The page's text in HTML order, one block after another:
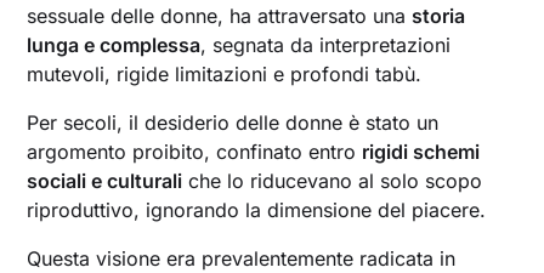
sessuale delle donne, ha attraversato una storia
lunga e complessa, segnata da interpretazioni
mutevoli, rigide limitazioni e profondi tabù.
Per secoli, il desiderio delle donne è stato un
argomento proibito, confinato entro rigidi schemi
sociali e culturali che lo riducevano al solo scopo
riproduttivo, ignorando la dimensione del piacere.
Questa visione era prevalentemente radicata in